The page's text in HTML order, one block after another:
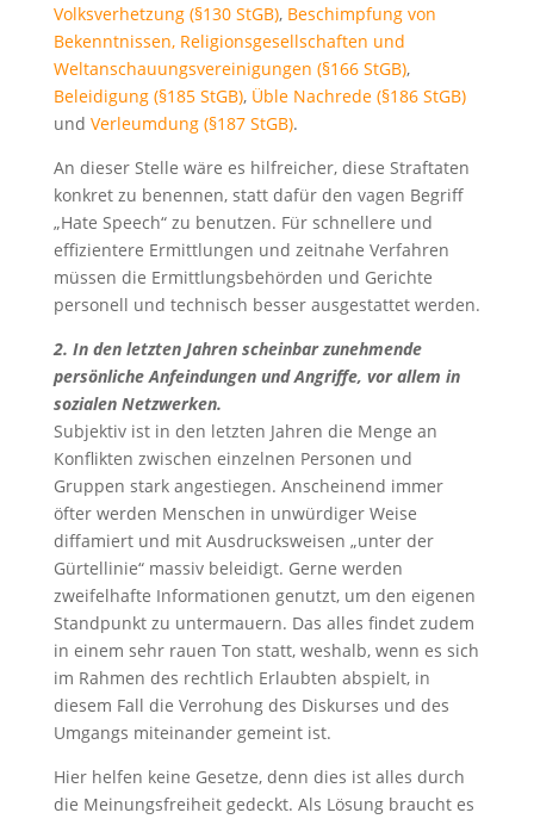
Volksverhetzung (§130 StGB), Beschimpfung von
Bekenntnissen, Religionsgesellschaften und
Weltanschauungsvereinigungen (§166 StGB),
Beleidigung (§185 StGB), Üble Nachrede (§186 StGB)
und Verleumdung (§187 StGB).
An dieser Stelle wäre es hilfreicher, diese Straftaten
konkret zu benennen, statt dafür den vagen Begriff
„Hate Speech“ zu benutzen. Für schnellere und
effizientere Ermittlungen und zeitnahe Verfahren
müssen die Ermittlungsbehörden und Gerichte
personell und technisch besser ausgestattet werden.
2. In den letzten Jahren scheinbar zunehmende
persönliche Anfeindungen und Angriffe, vor allem in
sozialen Netzwerken.
Subjektiv ist in den letzten Jahren die Menge an
Konflikten zwischen einzelnen Personen und
Gruppen stark angestiegen. Anscheinend immer
öfter werden Menschen in unwürdiger Weise
diffamiert und mit Ausdrucksweisen „unter der
Gürtellinie“ massiv beleidigt. Gerne werden
zweifelhafte Informationen genutzt, um den eigenen
Standpunkt zu untermauern. Das alles findet zudem
in einem sehr rauen Ton statt, weshalb, wenn es sich
im Rahmen des rechtlich Erlaubten abspielt, in
diesem Fall die Verrohung des Diskurses und des
Umgangs miteinander gemeint ist.
Hier helfen keine Gesetze, denn dies ist alles durch
die Meinungsfreiheit gedeckt. Als Lösung braucht es